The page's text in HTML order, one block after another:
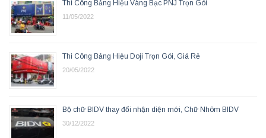
Thi Công Bảng Hiệu Vàng Bạc PNJ Trọn Gói
11/05/2022
Thi Công Bảng Hiệu Doji Trọn Gói, Giá Rẻ
20/05/2022
Bộ chữ BIDV thay đổi nhận diện mới, Chữ Nhôm BIDV
30/12/2022